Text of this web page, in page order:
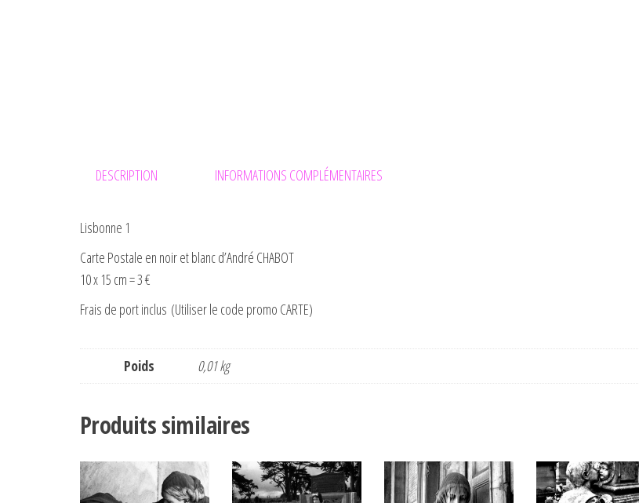
DESCRIPTION INFORMATIONS COMPLÉMENTAIRES
Lisbonne 1
Carte Postale en noir et blanc d’André CHABOT
10 x 15 cm = 3 €
Frais de port inclus (Utiliser le code promo CARTE)
Poids 0,01 kg
Produits similaires